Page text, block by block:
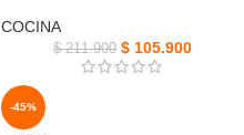
COCINA
$211.900 $ 105.900
-45%